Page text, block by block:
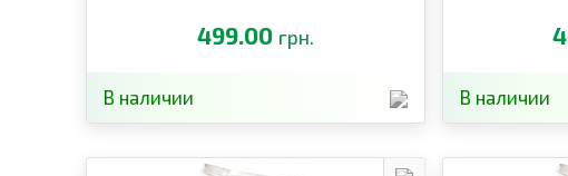
499.00 грн.
В наличии В наличии